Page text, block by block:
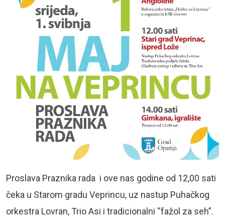
Proslava Praznika rada i ove nas godine od 12,00 sati
čeka u Starom gradu Veprincu, uz nastup Puhačkog
orkestra Lovran, Trio Asi i tradicionalni “fažol za seh”.